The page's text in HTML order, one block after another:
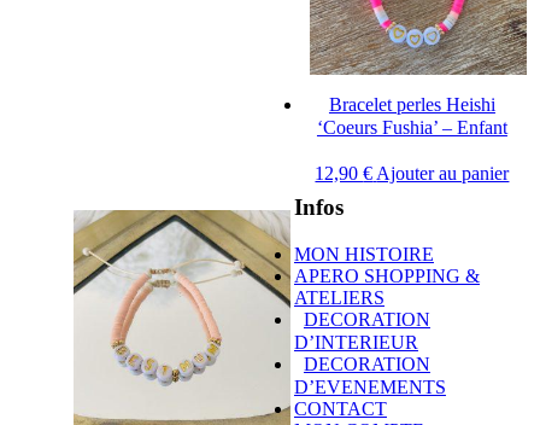
Bracelet perles Heishi
‘Coeurs Fushia’ – Enfant
12,90€ Ajouter au panier
Infos
MON HISTOIRE
APERO SHOPPING &
ATELIERS
DECORATION
D’INTERIEUR
DECORATION
D’EVENEMENTS
CONTACT